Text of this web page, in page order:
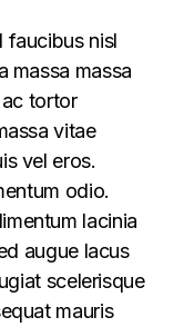
faucibus nisl
massa massa
tortor
vitae
vel eros.
odio.
lacinia
augue lacus
scelerisque
mauris